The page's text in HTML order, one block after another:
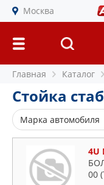
Москва
Главная Каталог
Стойка
Марка автомобиля
Alfa Romeo
Audi
BMW
4U
00